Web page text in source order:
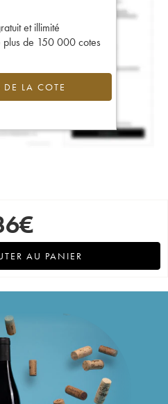
et illimité
plus de 150 000 cotes
DE LA COTE
€
AU PANIER